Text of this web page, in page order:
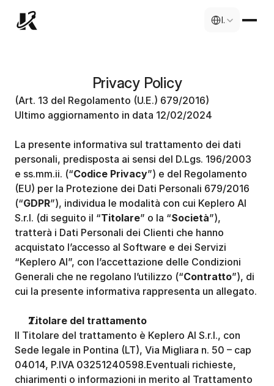
Privacy Policy
(Art. 13 del Regolamento (U.E.) 679/2016)
Ultimo aggiornamento in data 12/02/2024
La presente informativa sul trattamento dei dati
personali, predisposta ai sensi del D.Lgs. 196/2003
e ss.mm.ii. (“Codice Privacy”) e del Regolamento
(EU) per la Protezione dei Dati Personali 679/2016
(“GDPR”), individua le modalità con cui Keplero AI
S.r.l. (di seguito il “Titolare” o la “Società”),
tratterà i Dati Personali dei Clienti che hanno
acquistato l’accesso al Software e dei Servizi
“Keplero AI”, con l’accettazione delle Condizioni
Generali che ne regolano l’utilizzo (“Contratto”), di
cui la presente informativa rappresenta un allegato.
Titolare del trattamento
Il Titolare del trattamento è Keplero AI S.r.l., con
Sede legale in Pontina (LT), Via Migliara n. 50 – cap
04014, P.IVA 03251240598.Eventuali richieste,
chiarimenti o informazioni in merito al Trattamento
Italian